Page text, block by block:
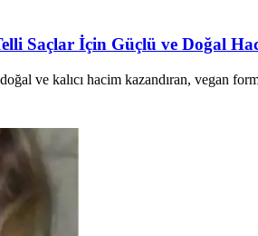
Saçlar İçin Güçlü ve Doğal
ve kalıcı hacim kazandıran, vegan